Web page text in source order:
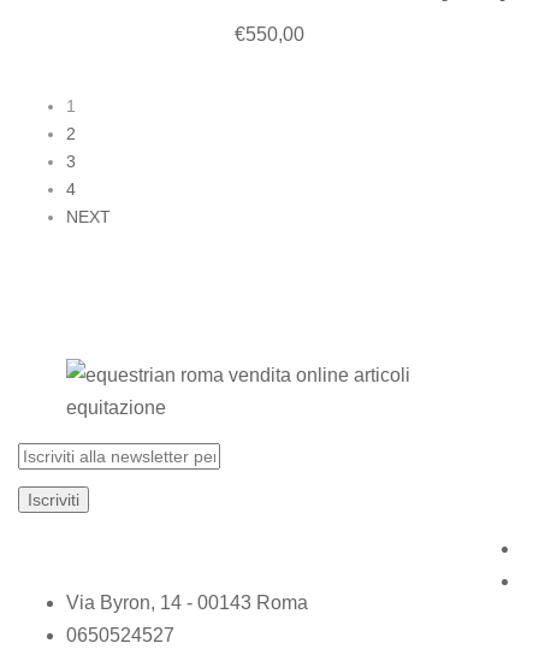
€550,00
1
2
3
4
NEXT
Via Byron, 14 - 00143 Roma
0650524527